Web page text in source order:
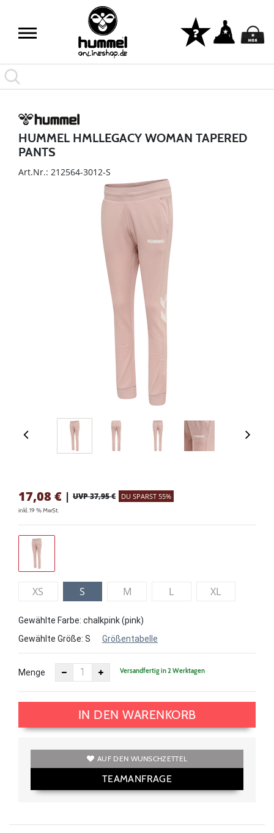
HUMMEL HMLLEGACY WOMAN TAPERED
PANTS
Art.Nr.: 212564-3012-S
17,08 € | UVP 37,95 € DU SPARST 55%
inkl. 19 % MwSt.
XS S M L XL
Gewählte Farbe: chalkpink (pink)
Gewählte Größe: S Größentabelle
Menge Versandfertig in 2 Werktagen
IN DEN WARENKORB
AUF DEN WUNSCHZETTEL
TEAMANFRAGE